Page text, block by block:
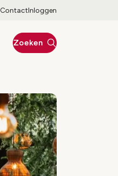
ContactInloggen
Zoeken